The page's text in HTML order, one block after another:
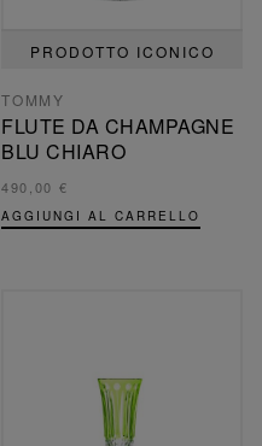
PRODOTTO ICONICO
TOMMY
FLUTE DA CHAMPAGNE
BLU CHIARO
490,00 €
AGGIUNGI AL CARRELLO